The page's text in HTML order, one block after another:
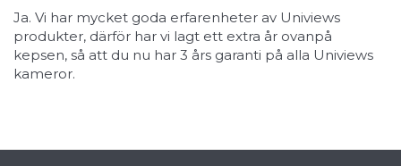
Ja. Vi har mycket goda erfarenheter av Univiews
produkter, därför har vi lagt ett extra år ovanpå
kepsen, så att du nu har 3 års garanti på alla Univiews
kameror.